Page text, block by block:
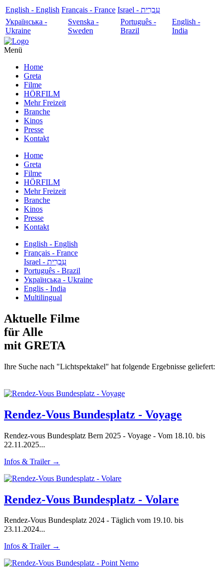
English - English Français - France
עִבְרִית - Israel
Українська -
Ukraine
Svenska -
Sweden
Português -
Brazil
English -
India
Menü
Home
Greta
Filme
HÖRFILM
Mehr Freizeit
Branche
Kinos
Presse
Kontakt
Home
Greta
Filme
HÖRFILM
Mehr Freizeit
Branche
Kinos
Presse
Kontakt
English - English
Français - France
עִבְרִית - Israel
Português - Brazil
Українська - Ukraine
Englis - India
Multilingual
Aktuelle Filme
für Alle
mit GRETA
Ihre Suche nach "Lichtspektakel" hat folgende Ergebnisse geliefert:
Rendez-Vous Bundesplatz - Voyage
Rendez-vous Bundesplatz Bern 2025 - Voyage - Vom 18.10. bis
22.11.2025...
Infos & Trailer →
Rendez-Vous Bundesplatz - Volare
Rendez-Vous Bundesplatz 2024 - Täglich vom 19.10. bis
23.11.2024...
Infos & Trailer →